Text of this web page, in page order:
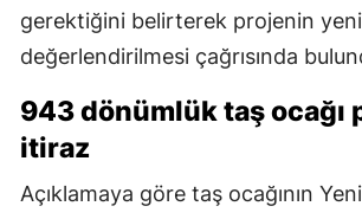
gerektiğini belirterek projenin
değerlendirilmesi çağrısında
943 dönümlük taş ocağı
itiraz
Açıklamaya göre taş ocağının